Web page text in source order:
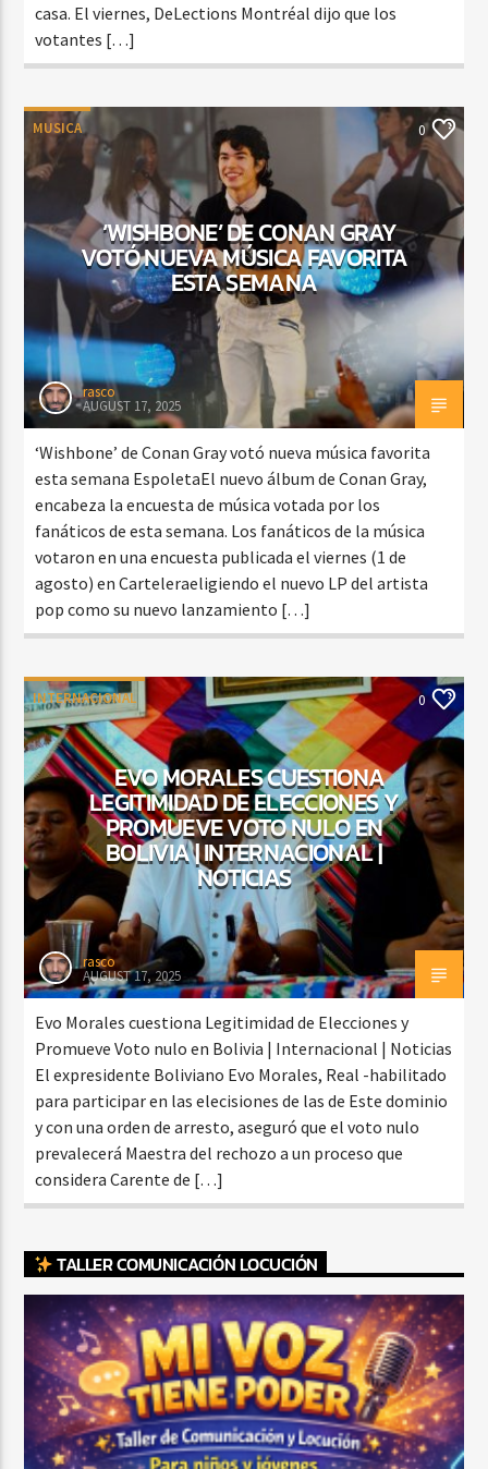
casa. El viernes, DeLections Montréal dijo que los
votantes […]
MUSICA 0
‘WISHBONE’ DE CONAN GRAY
VOTÓ NUEVA MÚSICA FAVORITA
ESTA SEMANA
rasco
AUGUST 17, 2025
‘Wishbone’ de Conan Gray votó nueva música favorita
esta semana EspoletaEl nuevo álbum de Conan Gray,
encabeza la encuesta de música votada por los
fanáticos de esta semana. Los fanáticos de la música
votaron en una encuesta publicada el viernes (1 de
agosto) en Carteleraeligiendo el nuevo LP del artista
pop como su nuevo lanzamiento […]
INTERNACIONAL 0
EVO MORALES CUESTIONA
LEGITIMIDAD DE ELECCIONES Y
PROMUEVE VOTO NULO EN
BOLIVIA | INTERNACIONAL |
NOTICIAS
rasco
AUGUST 17, 2025
Evo Morales cuestiona Legitimidad de Elecciones y
Promueve Voto nulo en Bolivia | Internacional | Noticias
El expresidente Boliviano Evo Morales, Real -habilitado
para participar en las elecisiones de las de Este dominio
y con una orden de arresto, aseguró que el voto nulo
prevalecerá Maestra del rechozo a un proceso que
considera Carente de […]
TALLER COMUNICACIÓN LOCUCIÓN